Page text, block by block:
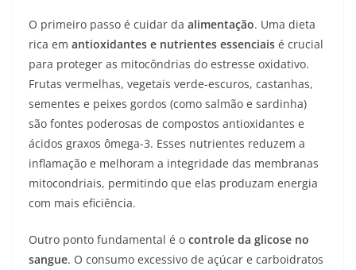
O primeiro passo é cuidar da alimentação. Uma dieta
rica em antioxidantes e nutrientes essenciais é crucial
para proteger as mitocôndrias do estresse oxidativo.
Frutas vermelhas, vegetais verde-escuros, castanhas,
sementes e peixes gordos (como salmão e sardinha)
são fontes poderosas de compostos antioxidantes e
ácidos graxos ômega-3. Esses nutrientes reduzem a
inflamação e melhoram a integridade das membranas
mitocondriais, permitindo que elas produzam energia
com mais eficiência.
Outro ponto fundamental é o controle da glicose no
sangue. O consumo excessivo de açúcar e carboidratos